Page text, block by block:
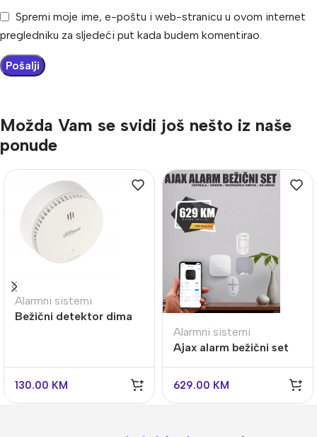
Spremi moje ime, e-poštu i web-stranicu u ovom internet
pregledniku za sljedeći put kada budem komentirao.
Možda Vam se svidi još nešto iz naše
ponude
Alarmni sistemi
Bežični detektor dima
130.00 KM
Alarmni sistemi
Ajax alarm bežični set
629.00 KM